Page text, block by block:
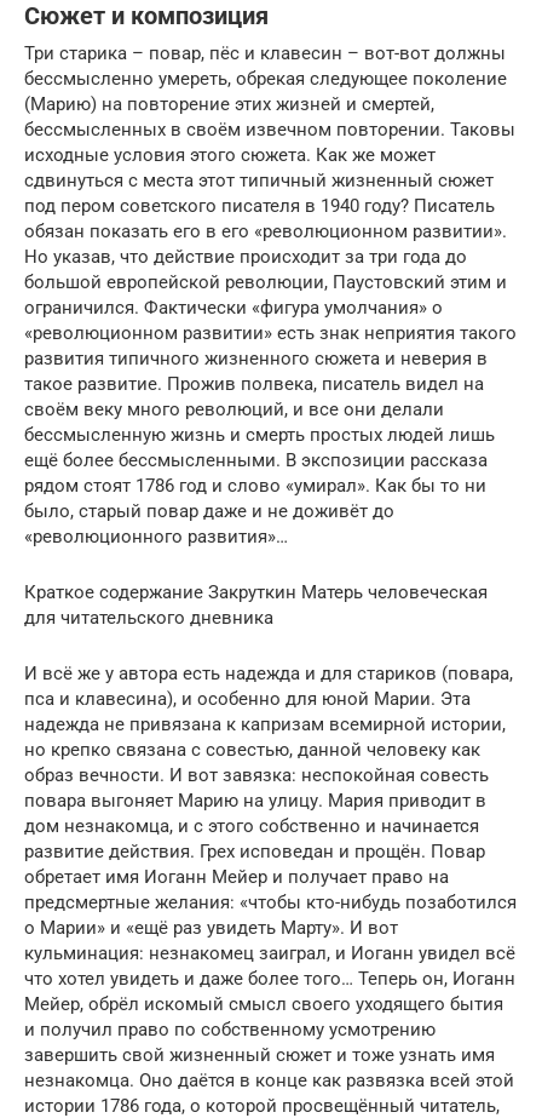
Сюжет и композиция
Три старика – повар, пёс и клавесин – вот-вот должны
бессмысленно умереть, обрекая следующее поколение
(Марию) на повторение этих жизней и смертей,
бессмысленных в своём извечном повторении. Таковы
исходные условия этого сюжета. Как же может
сдвинуться с места этот типичный жизненный сюжет
под пером советского писателя в 1940 году? Писатель
обязан показать его в его «революционном развитии».
Но указав, что действие происходит за три года до
большой европейской революции, Паустовский этим и
ограничился. Фактически «фигура умолчания» о
«революционном развитии» есть знак неприятия такого
развития типичного жизненного сюжета и неверия в
такое развитие. Прожив полвека, писатель видел на
своём веку много революций, и все они делали
бессмысленную жизнь и смерть простых людей лишь
ещё более бессмысленными. В экспозиции рассказа
рядом стоят 1786 год и слово «умирал». Как бы то ни
было, старый повар даже и не доживёт до
«революционного развития»…
Краткое содержание Закруткин Матерь человеческая
для читательского дневника
И всё же у автора есть надежда и для стариков (повара,
пса и клавесина), и особенно для юной Марии. Эта
надежда не привязана к капризам всемирной истории,
но крепко связана с совестью, данной человеку как
образ вечности. И вот завязка: неспокойная совесть
повара выгоняет Марию на улицу. Мария приводит в
дом незнакомца, и с этого собственно и начинается
развитие действия. Грех исповедан и прощён. Повар
обретает имя Иоганн Мейер и получает право на
предсмертные желания: «чтобы кто-нибудь позаботился
о Марии» и «ещё раз увидеть Марту». И вот
кульминация: незнакомец заиграл, и Иоганн увидел всё
что хотел увидеть и даже более того… Теперь он, Иоганн
Мейер, обрёл искомый смысл своего уходящего бытия
и получил право по собственному усмотрению
завершить свой жизненный сюжет и тоже узнать имя
незнакомца. Оно даётся в конце как развязка всей этой
истории 1786 года, о которой просвещённый читатель,